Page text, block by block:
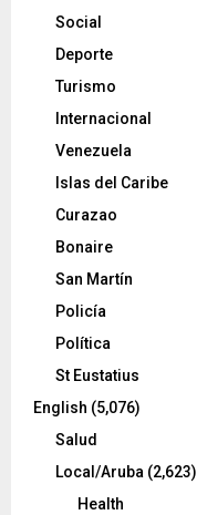
Social
Deporte
Turismo
Internacional
Venezuela
Islas del Caribe
Curazao
Bonaire
San Martín
Policía
Política
St Eustatius
English (5,076)
Salud
Local/Aruba (2,623)
Health